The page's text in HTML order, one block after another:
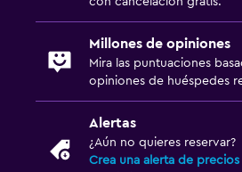
Millones de opiniones
Mira las puntuaciones
opiniones de huéspedes
Alertas
¿Aún no quieres reservar?
Crea una alerta de precios